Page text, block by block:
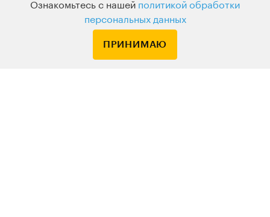
день
Ознакомьтесь с нашей политикой обработки
персональных данных
ПРИНИМАЮ